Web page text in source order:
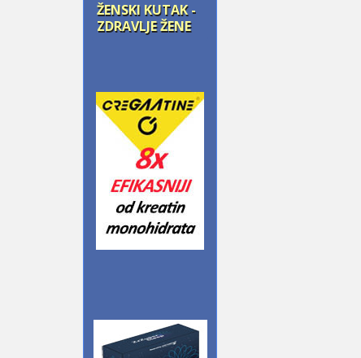
ŽENSKI KUTAK -
ZDRAVLJE ŽENE